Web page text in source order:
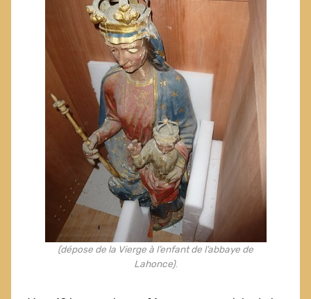
(dépose de la Vierge à l’enfant de l’abbaye de
Lahonce).